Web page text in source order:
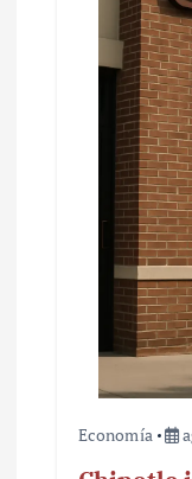
Economía